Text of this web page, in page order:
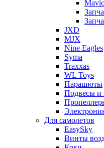
JXD
MJX
Nine Eagles
Syma
Traxxas
WL Toys
Парашюты
Подвесы и
Для самолетов
EasySky
Винты